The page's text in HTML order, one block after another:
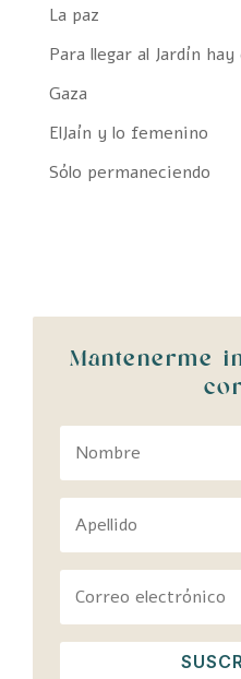
La paz
Para llegar al Jardín
Gaza
ElJaín y lo femenino
Sólo permaneciendo
Mantenerme